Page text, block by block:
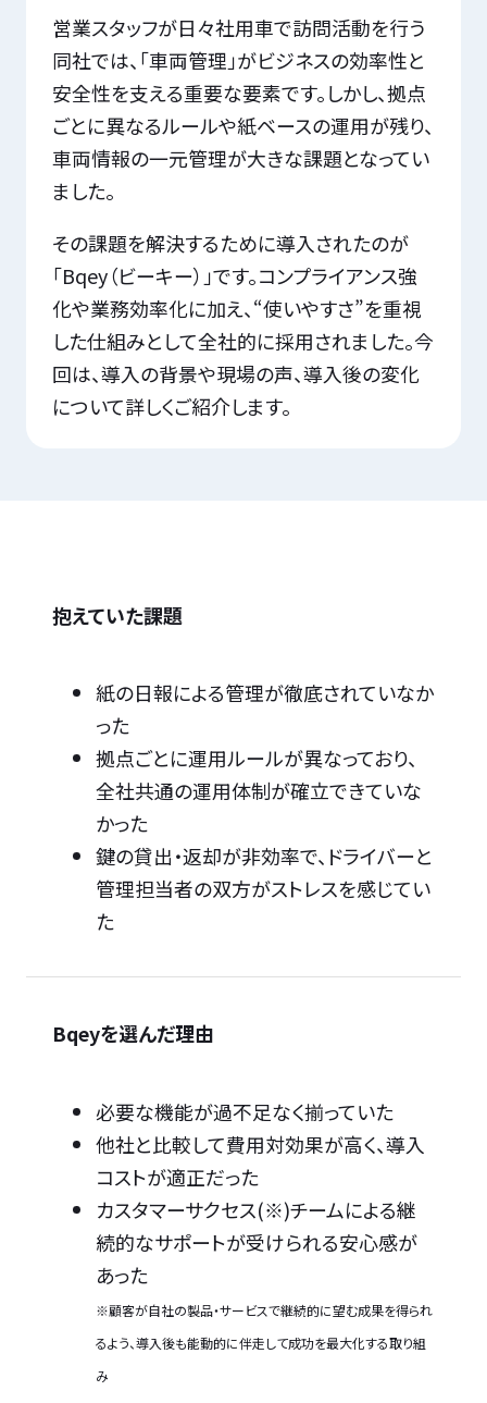
営業スタッフが日々社用車で訪問活動を行う
同社では、「車両管理」がビジネスの効率性と
安全性を支える重要な要素です。しかし、拠点
ごとに異なるルールや紙ベースの運用が残り、
車両情報の一元管理が大きな課題となってい
ました。
その課題を解決するために導入されたのが
「Bqey（ビーキー）」です。コンプライアンス強
化や業務効率化に加え、“使いやすさ”を重視
した仕組みとして全社的に採用されました。今
回は、導入の背景や現場の声、導入後の変化
について詳しくご紹介します。
抱えていた課題
紙の日報による管理が徹底されていなか
った
拠点ごとに運用ルールが異なっており、
全社共通の運用体制が確立できていな
かった
鍵の貸出・返却が非効率で、ドライバーと
管理担当者の双方がストレスを感じてい
た
Bqeyを選んだ理由
必要な機能が過不足なく揃っていた
他社と比較して費用対効果が高く、導入
コストが適正だった
カスタマーサクセス(※)チームによる継
続的なサポートが受けられる安心感が
あった
※顧客が自社の製品・サービスで継続的に望む成果を得られ
るよう、導入後も能動的に伴走して成功を最大化する取り組
み